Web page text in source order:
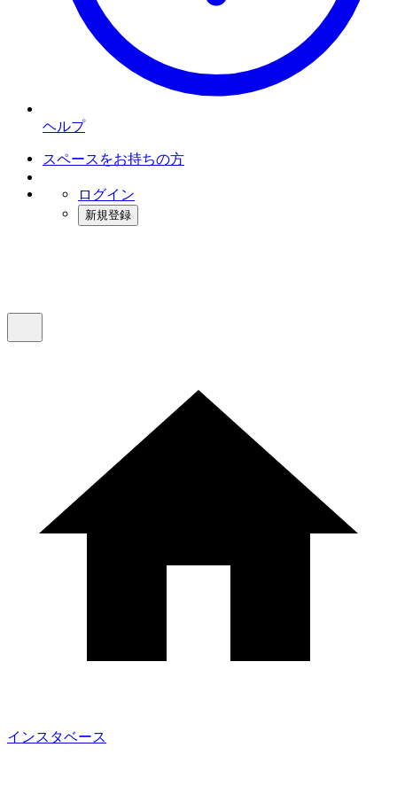
ヘルプ
スペースをお持ちの方
ログイン
新規登録
インスタベース